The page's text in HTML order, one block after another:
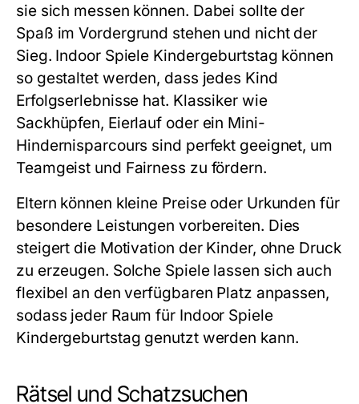
sie sich messen können. Dabei sollte der
Spaß im Vordergrund stehen und nicht der
Sieg. Indoor Spiele Kindergeburtstag können
so gestaltet werden, dass jedes Kind
Erfolgserlebnisse hat. Klassiker wie
Sackhüpfen, Eierlauf oder ein Mini-
Hindernisparcours sind perfekt geeignet, um
Teamgeist und Fairness zu fördern.
Eltern können kleine Preise oder Urkunden für
besondere Leistungen vorbereiten. Dies
steigert die Motivation der Kinder, ohne Druck
zu erzeugen. Solche Spiele lassen sich auch
flexibel an den verfügbaren Platz anpassen,
sodass jeder Raum für Indoor Spiele
Kindergeburtstag genutzt werden kann.
Rätsel und Schatzsuchen